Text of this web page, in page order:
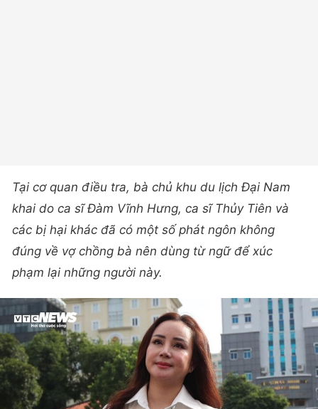
Tại cơ quan điều tra, bà chủ khu du lịch Đại Nam
khai do ca sĩ Đàm Vĩnh Hưng, ca sĩ Thủy Tiên và
các bị hại khác đã có một số phát ngôn không
đúng về vợ chồng bà nên dùng từ ngữ để xúc
phạm lại những người này.